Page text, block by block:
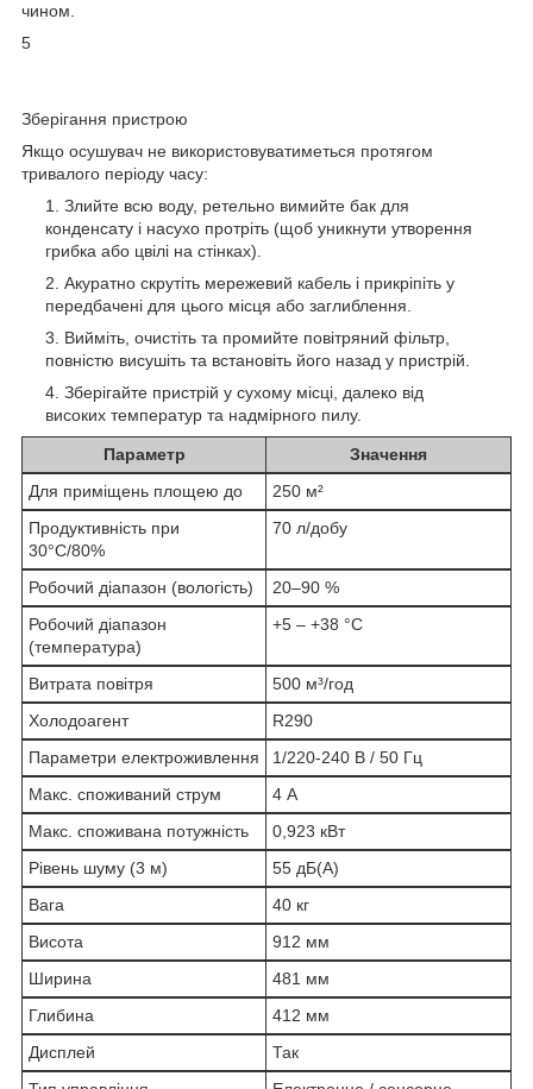
чином.
5
Зберігання пристрою
Якщо осушувач не використовуватиметься протягом
тривалого періоду часу:
Злийте всю воду, ретельно вимийте бак для
конденсату і насухо протріть (щоб уникнути утворення
грибка або цвілі на стінках).
Акуратно скрутіть мережевий кабель і прикріпіть у
передбачені для цього місця або заглиблення.
Вийміть, очистіть та промийте повітряний фільтр,
повністю висушіть та встановіть його назад у пристрій.
Зберігайте пристрій у сухому місці, далеко від
високих температур та надмірного пилу.
Параметр
Значення
Для приміщень площею до
250 м²
Продуктивність при
30°С/80%
70 л/добу
Робочий діапазон (вологість)
20–90 %
Робочий діапазон
(температура)
+5 – +38 °C
Витрата повітря
500 м³/год
Холодоагент
R290
Параметри електроживлення
1/220-240 В / 50 Гц
Макс. споживаний струм
4 А
Макс. споживана потужність
0,923 кВт
Рівень шуму (3 м)
55 дБ(А)
Вага
40 кг
Висота
912 мм
Ширина
481 мм
Глибина
412 мм
Дисплей
Так